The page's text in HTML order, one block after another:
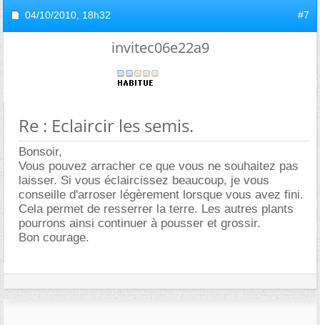
04/10/2010, 18h32 #7
invitec06e22a9
Re : Eclaircir les semis.
Bonsoir,
Vous pouvez arracher ce que vous ne souhaitez pas
laisser. Si vous éclaircissez beaucoup, je vous
conseille d'arroser légèrement lorsque vous avez fini.
Cela permet de resserrer la terre. Les autres plants
pourrons ainsi continuer à pousser et grossir.
Bon courage.